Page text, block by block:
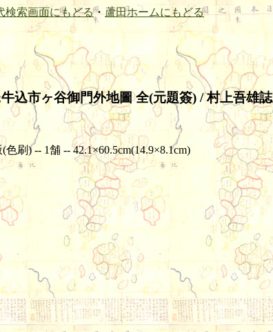
検索画面にもどる・ 蘆田ホームにもどる
込市ヶ谷御門外地圖 全(元題簽) / 村上吾雄誌
刷) -- 1舗 -- 42.1×60.5cm(14.9×8.1cm)